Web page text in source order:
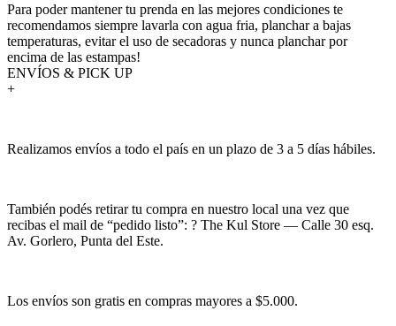
Para poder mantener tu prenda en las mejores condiciones te
recomendamos siempre lavarla con agua fria, planchar a bajas
temperaturas, evitar el uso de secadoras y nunca planchar por
encima de las estampas!
ENVÍOS & PICK UP
+
Realizamos envíos a todo el país en un plazo de 3 a 5 días hábiles.
También podés retirar tu compra en nuestro local una vez que
recibas el mail de “pedido listo”: ? The Kul Store — Calle 30 esq.
Av. Gorlero, Punta del Este.
Los envíos son gratis en compras mayores a $5.000.